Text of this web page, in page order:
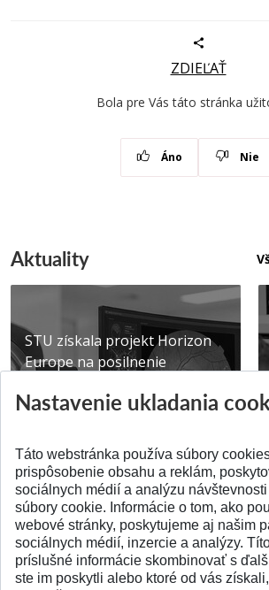
ZDIEĽAŤ
Bola pre Vás táto stránka
Áno Nie
Aktuality
STU získala projekt Horizon
Europe na posilnenie
Publikované 31.07.2026
SPÄŤ NA VRCH
Nastavenie ukladania
Táto webstránka používa súbory
prispôsobenie obsahu a reklám,
sociálnych médií a analýzu
súbory cookie. Informácie o tom, ako
webové stránky, poskytujeme aj našim
sociálnych médií, inzercie a analýzy.
príslušné informácie skombinovať s
ste im poskytli alebo ktoré od vás